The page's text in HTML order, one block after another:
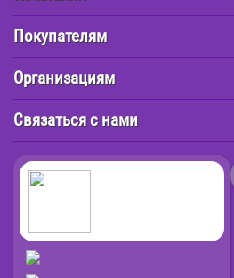
Покупателям
Организациям
Связаться с нами